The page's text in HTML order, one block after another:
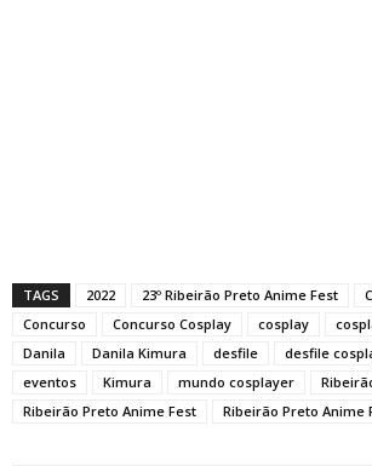
TAGS 2022 23º Ribeirão Preto Anime Fest
Concurso
Concurso Cosplay cosplay
Danila
Danila Kimura desfile desfile
eventos
Kimura mundo cosplayer
Ribeirão Preto Anime Fest
Ribeirão Preto Anime